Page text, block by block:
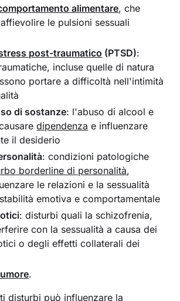
alimentare, che
le pulsioni sessuali
post-traumatico (PTSD):
incluse quelle di natura
portare a difficoltà nell'intimità
di sostanze: l'abuso di alcool e
dipendenza e influenzare
il desiderio
: condizioni patologiche
borderline di personalità,
le relazioni e la sessualità
emotiva e comportamentale
: disturbi quali la schizofrenia,
con la sessualità a causa dei
o degli effetti collaterali dei
.
disturbi può influenzare la